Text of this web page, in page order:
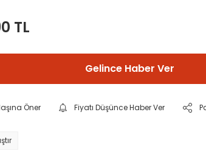
TL
Gelince Haber Ver
Öner Fiyatı Düşünce Haber Ver